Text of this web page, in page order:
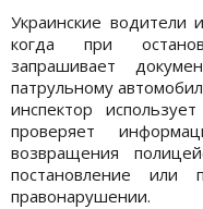
Украинские водители
когда при
запрашивает
патрульному
инспектор
проверяет
возвращения
постановление или
правонарушении.